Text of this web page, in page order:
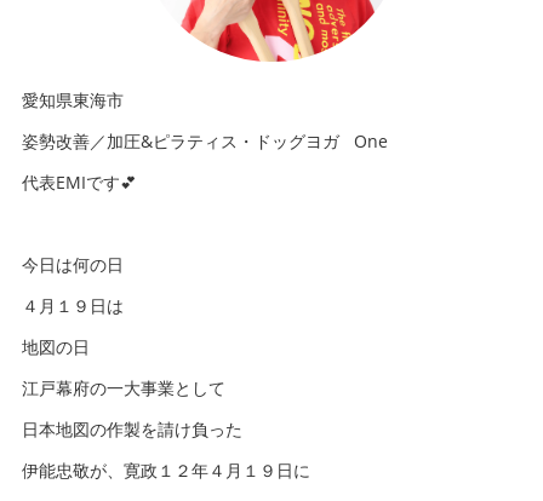
愛知県東海市
姿勢改善／加圧&ピラティス・ドッグヨガ One
代表EMIです💕
今日は何の日
４月１９日は
地図の日
江戸幕府の一大事業として
日本地図の作製を請け負った
伊能忠敬が、寛政１２年４月１９日に